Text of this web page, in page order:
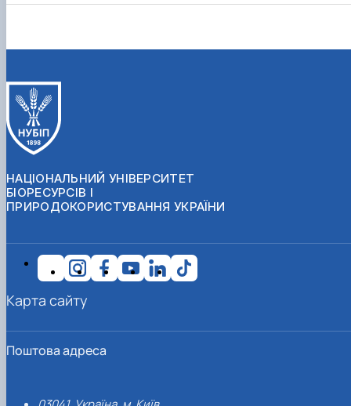
НАЦІОНАЛЬНИЙ УНІВЕРСИТЕТ
БІОРЕСУРСІВ І
ПРИРОДОКОРИСТУВАННЯ УКРАЇНИ
Поштова адреса
Карта сайту